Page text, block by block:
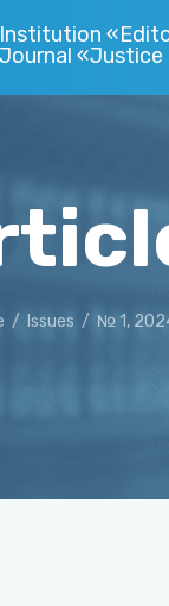
Institution
Journal «Justice
/ Issues / № 1,